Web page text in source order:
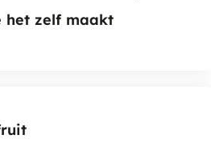
het zelf maakt